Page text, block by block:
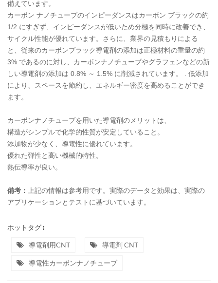
備えています。
カーボン ナノチューブのインピーダンスはカーボン ブラックの約
1/2 にすぎず、インピーダンスが低いため分極を同時に改善でき、
サイクル性能が優れています。さらに、業界の見積もりによる
と、従来のカーボンブラック導電剤の添加は正極材料の重量の約
3% であるのに対し、カーボンナノチューブやグラフェンなどの新
しい導電剤の添加は 0.8% ～ 1.5% に削減されています。 . 低添加
により、スペースを節約し、エネルギー密度を高めることができ
ます。
カーボンナノチューブを用いた導電剤のメリットは、
構造がシンプルで化学的性質が安定していること。
添加物が少なく、導電性に優れています。
優れた弾性と高い機械的特性。
熱伝導率が良い。
備考： 上記の情報は参考用です。実際のデータと効果は、実際の
アプリケーションとテストに基づいています。
ホットタグ :
導電剤用CNT 導電剤 CNT
導電性カーボンナノチューブ